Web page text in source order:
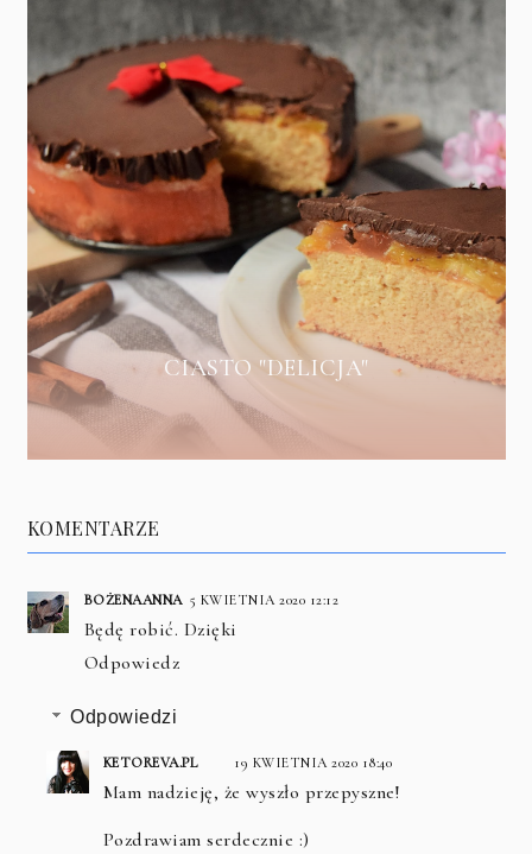
CIASTO "DELICJA"
KOMENTARZE
BOŻENAANNA 5 KWIETNIA 2020 12:12
Będę robić. Dzięki
Odpowiedz
Odpowiedzi
KETOREVA.PL 19 KWIETNIA 2020 18:40
Mam nadzieję, że wyszło przepyszne!
Pozdrawiam serdecznie :)